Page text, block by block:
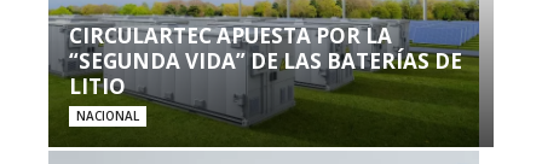
CIRCULARTEC APUESTA POR LA
“SEGUNDA VIDA” DE LAS BATERÍAS DE
LITIO
NACIONAL